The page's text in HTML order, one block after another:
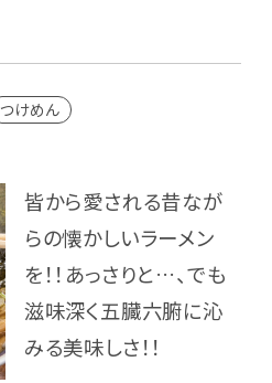
つけめん
皆から愛される昔なが
らの懐かしいラーメン
を！！あっさりと…、でも
滋味深く五臓六腑に沁
みる美味しさ！！